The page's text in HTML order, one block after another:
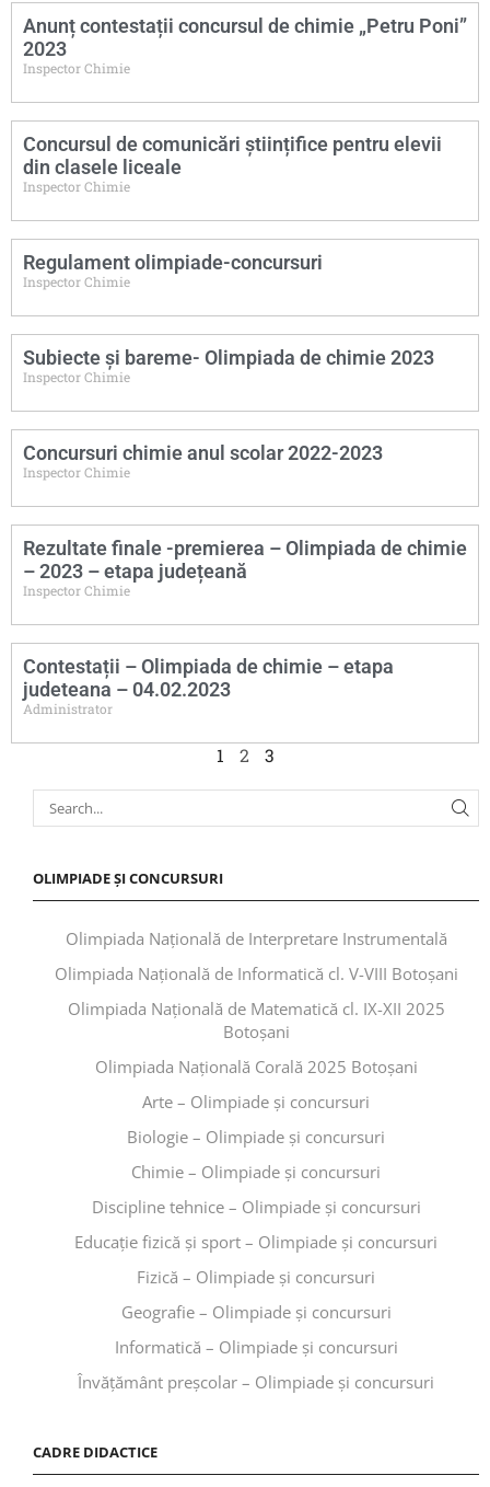
Anunț contestații concursul de chimie „Petru Poni”
2023
Inspector Chimie
Concursul de comunicări științifice pentru elevii
din clasele liceale
Inspector Chimie
Regulament olimpiade-concursuri
Inspector Chimie
Subiecte și bareme- Olimpiada de chimie 2023
Inspector Chimie
Concursuri chimie anul scolar 2022-2023
Inspector Chimie
Rezultate finale -premierea – Olimpiada de chimie
– 2023 – etapa județeană
Inspector Chimie
Contestații – Olimpiada de chimie – etapa
judeteana – 04.02.2023
Administrator
1 2 3
OLIMPIADE ȘI CONCURSURI
Olimpiada Națională de Interpretare Instrumentală
Olimpiada Națională de Informatică cl. V-VIII Botoșani
Olimpiada Națională de Matematică cl. IX-XII 2025
Botoșani
Olimpiada Națională Corală 2025 Botoșani
Arte – Olimpiade și concursuri
Biologie – Olimpiade și concursuri
Chimie – Olimpiade și concursuri
Discipline tehnice – Olimpiade și concursuri
Educaţie fizică şi sport – Olimpiade și concursuri
Fizică – Olimpiade și concursuri
Geografie – Olimpiade și concursuri
Informatică – Olimpiade și concursuri
Învăţământ preşcolar – Olimpiade și concursuri
CADRE DIDACTICE